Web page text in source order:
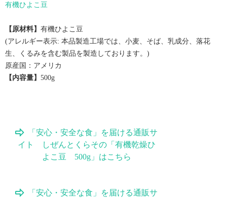
有機ひよこ豆
【原材料】 有機ひよこ豆
(アレルギー表示: 本品製造工場では、小麦、そば、乳成分、落花
生、くるみを含む製品を製造しております。)
原産国：アメリカ
【内容量】 500g
「安心・安全な食」を届ける通販サ
イト しぜんとくらその「有機乾燥ひ
よこ豆 500g」はこちら
「安心・安全な食」を届ける通販サ